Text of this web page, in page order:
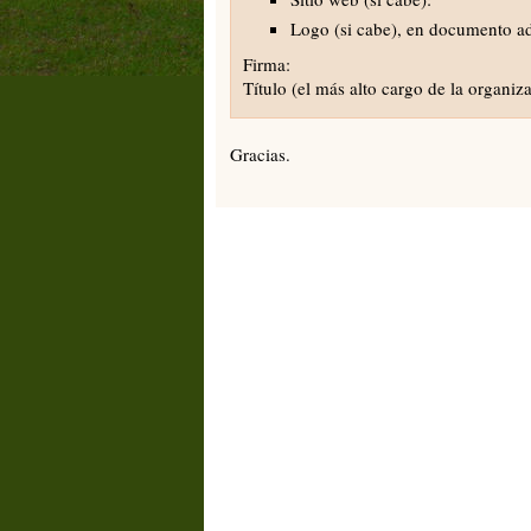
Logo (si cabe), en documento
Firma:
Título (el más alto cargo de la
Gracias.